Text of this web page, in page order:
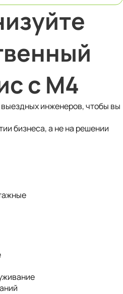
с M4
инженеров, чтобы вы
бизнеса, а не на решении